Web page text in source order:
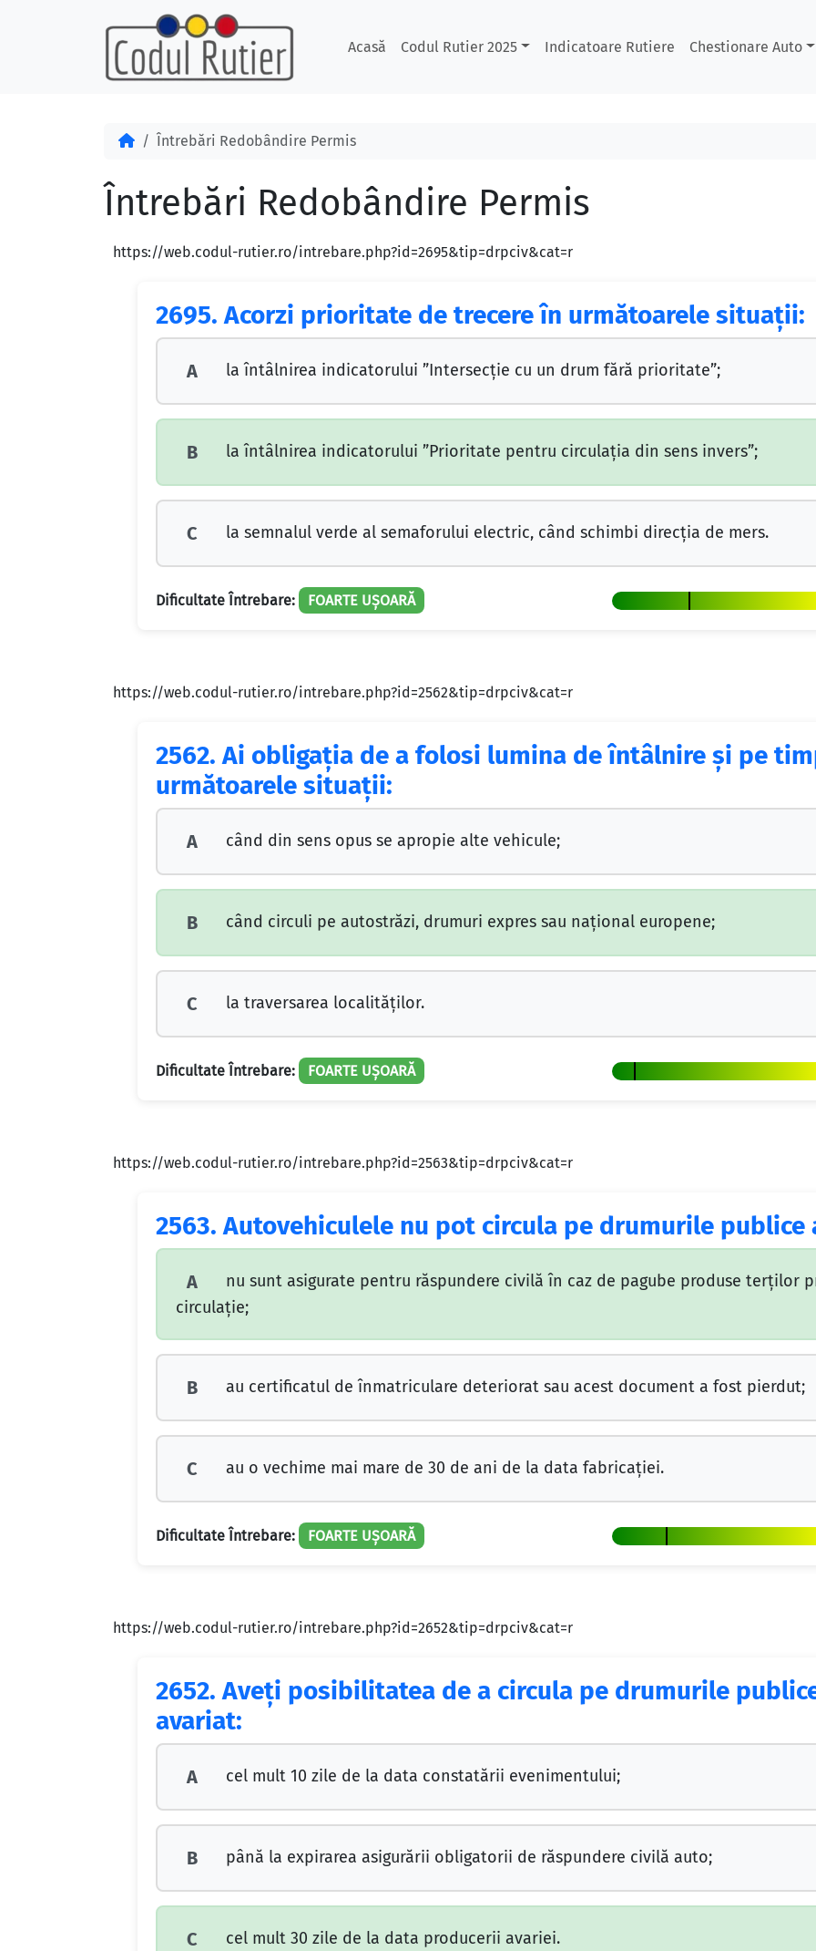
Acasă Codul Rutier 2025 Indicatoare Rutiere Chestionare Auto
AcasăÎntrebări Redobândire Permis
Întrebări Redobândire Permis
https://web.codul-rutier.ro/intrebare.php?id=2695&tip=drpciv&cat=r
2695. Acorzi prioritate de trecere în următoarele situaţii:
A la întâlnirea indicatorului ”Intersecţie cu un drum fără prioritate”;
B la întâlnirea indicatorului ”Prioritate pentru circulaţia din sens invers”;
C la semnalul verde al semaforului electric, când schimbi direcţia de mers.
Dificultate Întrebare: FOARTE UȘOARĂ
https://web.codul-rutier.ro/intrebare.php?id=2562&tip=drpciv&cat=r
2562. Ai obligaţia de a folosi lumina de întâlnire şi pe
următoarele situaţii:
A când din sens opus se apropie alte vehicule;
B când circuli pe autostrăzi, drumuri expres sau naţional europene;
C la traversarea localităţilor.
Dificultate Întrebare: FOARTE UȘOARĂ
https://web.codul-rutier.ro/intrebare.php?id=2563&tip=drpciv&cat=r
2563. Autovehiculele nu pot circula pe drumurile publice
A
nu sunt asigurate pentru răspundere civilă în caz de pagube produse terţilor
circulaţie;
B au certificatul de înmatriculare deteriorat sau acest document a fost pierdut;
C au o vechime mai mare de 30 de ani de la data fabricaţiei.
Dificultate Întrebare: FOARTE UȘOARĂ
https://web.codul-rutier.ro/intrebare.php?id=2652&tip=drpciv&cat=r
2652. Aveţi posibilitatea de a circula pe drumurile
avariat:
A cel mult 10 zile de la data constatării evenimentului;
B până la expirarea asigurării obligatorii de răspundere civilă auto;
C cel mult 30 zile de la data producerii avariei.